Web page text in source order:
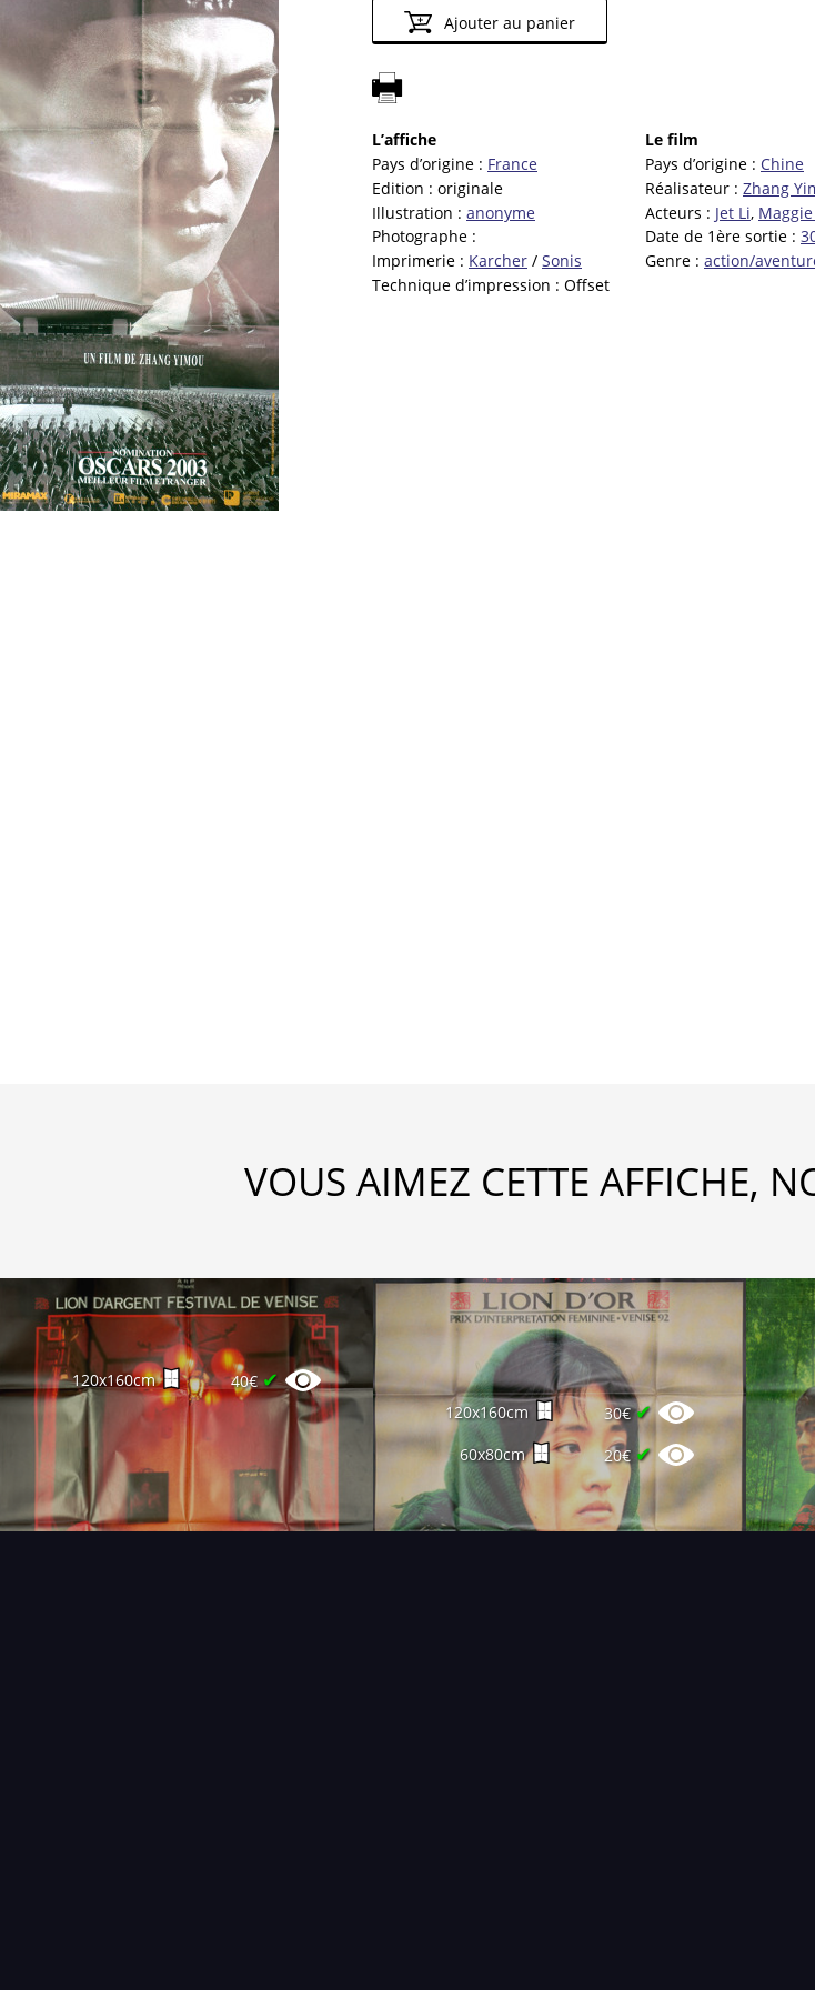
Ajouter au panier
L’affiche
Pays d’origine : France
Edition : originale
Illustration : anonyme
Photographe :
Imprimerie : Karcher / Sonis
Technique d’impression : Offset
Le film
Pays d’origine : Chine
Réalisateur : Zhang
Acteurs : Jet Li,
Date de 1ère sortie :
Genre : action/
VOUS AIMEZ CETTE AFFICHE,
120x160cm 40€✔
120x160cm 30€✔
60x80cm 20€ ✔